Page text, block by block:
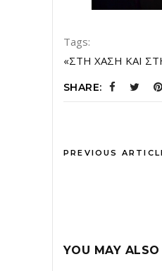
Tags:
«ΣΤΗ ΧΑΣΗ ΚΑΙ
SHARE:
PREVIOUS
YOU MAY